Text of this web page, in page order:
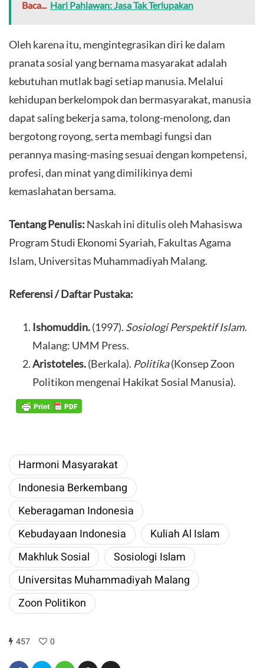
Baca... Hari Pahlawan: Jasa Tak Terlupakan
​Oleh karena itu, mengintegrasikan diri ke dalam
pranata sosial yang bernama masyarakat adalah
kebutuhan mutlak bagi setiap manusia. Melalui
kehidupan berkelompok dan bermasyarakat, manusia
dapat saling bekerja sama, tolong-menolong, dan
bergotong royong, serta membagi fungsi dan
perannya masing-masing sesuai dengan kompetensi,
profesi, dan minat yang dimilikinya demi
kemaslahatan bersama.
Tentang Penulis: Naskah ini ditulis oleh Mahasiswa
Program Studi Ekonomi Syariah, Fakultas Agama
Islam, Universitas Muhammadiyah Malang.
Referensi / Daftar Pustaka:
Ishomuddin.(1997). Sosiologi Perspektif Islam.
Malang: UMM Press.
Aristoteles.(Berkala). Politika(Konsep Zoon
Politikon mengenai Hakikat Sosial Manusia).
Harmoni Masyarakat
Indonesia Berkembang
Keberagaman Indonesia
Kebudayaan Indonesia
Kuliah Al Islam
Makhluk Sosial
Sosiologi Islam
Universitas Muhammadiyah Malang
Zoon Politikon
457 0